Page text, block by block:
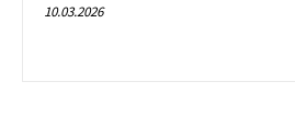
10.03.2026